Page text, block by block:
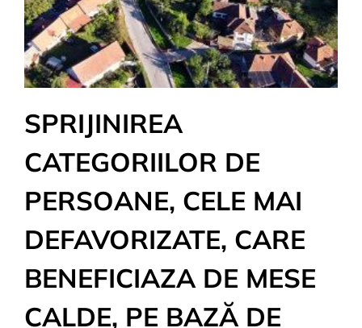
SPRIJINIREA
CATEGORIILOR DE
PERSOANE, CELE MAI
DEFAVORIZATE, CARE
BENEFICIAZA DE MESE
CALDE, PE BAZĂ DE